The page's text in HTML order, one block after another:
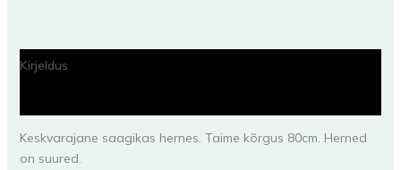
Kirjeldus
Keskvarajane saagikas hernes. Taime kõrgus 80cm. Herned
on suured.